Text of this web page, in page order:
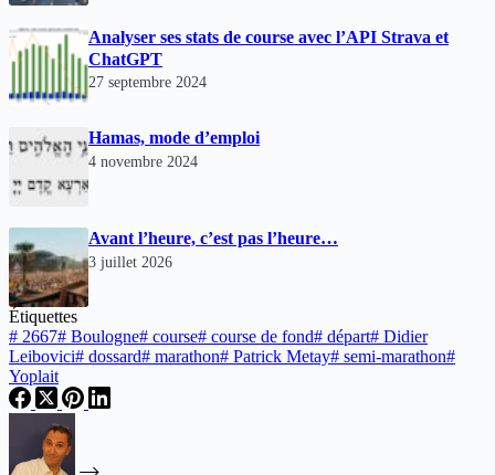
Analyser ses stats de course avec l’API Strava et
ChatGPT
27 septembre 2024
Hamas, mode d’emploi
4 novembre 2024
Avant l’heure, c’est pas l’heure…
3 juillet 2026
Étiquettes
# 2667# Boulogne# course# course de fond# départ# Didier
Leibovici# dossard# marathon# Patrick Metay# semi-marathon#
Yoplait